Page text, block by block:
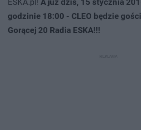
godzinie 18:00 - CLEO będzie
Gorącej 20 Radia ESKA!!!